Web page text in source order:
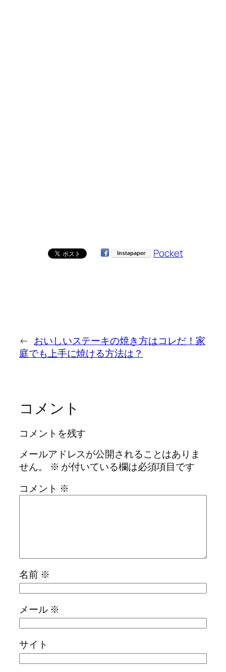
Pocket
← おいしいステーキの焼き方はコレだ！家
庭でも上手に焼ける方法は？
コメント
コメントを残す
メールアドレスが公開されることはありま
せん。
※ が付いている欄は必須項目です
コメント ※
名前 ※
メール ※
サイト